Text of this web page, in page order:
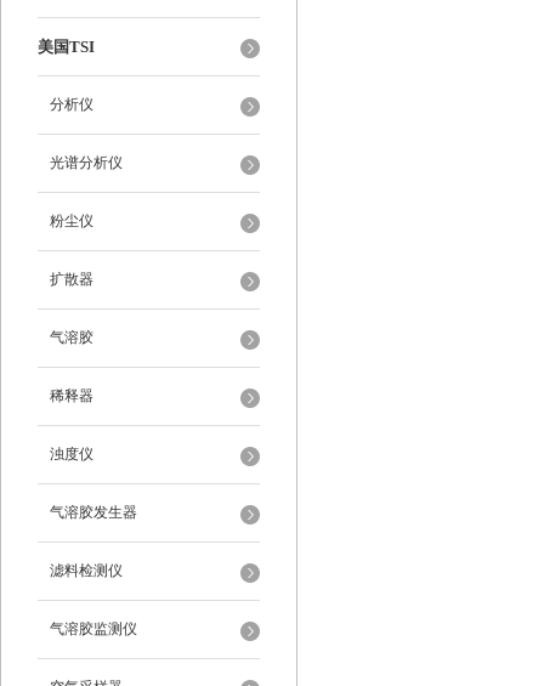
美国TSI
分析仪
光谱分析仪
粉尘仪
扩散器
气溶胶
稀释器
浊度仪
气溶胶发生器
滤料检测仪
气溶胶监测仪